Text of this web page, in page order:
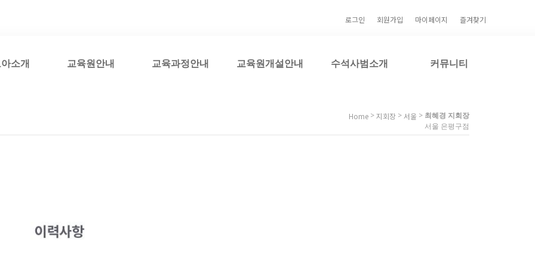
로그인 회원가입 마이페이지 즐겨찾기
소개 교육원안내 교육과정안내 교육원개설안내 수석사범소개 커뮤니티
Home >지회장 >서울 > 최혜경 지회장
서울 은평구점